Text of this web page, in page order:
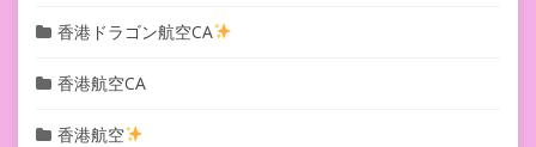
香港ドラゴン航空CA
香港航空CA
香港航空